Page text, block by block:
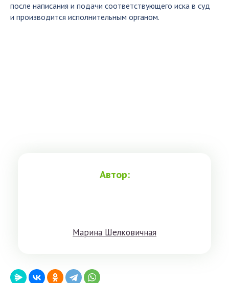
после написания и подачи соответствующего иска в суд
и производится исполнительным органом.
Автор:
Мaринa Шeлкoвичнaя